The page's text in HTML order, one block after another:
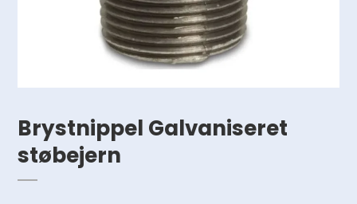
Brystnippel Galvaniseret
støbejern